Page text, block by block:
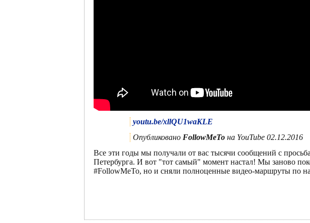
youtu.be/xllQU1waKLE
Опубликовано FollowMeTo на YouTube 02.12.2016
Все эти годы мы получали от вас тысячи сообщений с
Петербурга. И вот "тот самый" момент настал! Мы заново
#FollowMeTo, но и сняли полноценные видео-маршруты по